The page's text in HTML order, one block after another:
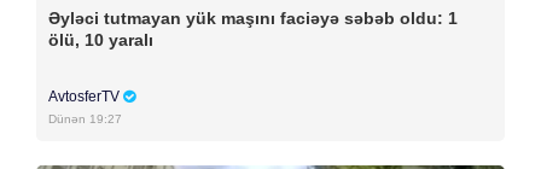
Əyləci tutmayan yük maşını faciəyə səbəb oldu: 1
ölü, 10 yaralı
AvtosferTV
Dünən 19:27